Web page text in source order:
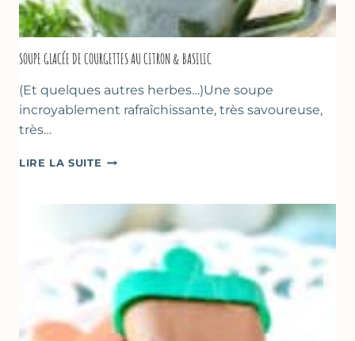
SOUPE GLACÉE DE COURGETTES AU CITRON & BASILIC
(Et quelques autres herbes…)Une soupe
incroyablement rafraîchissante, très savoureuse,
très…
LIRE LA SUITE SOUPE
COURGETTES
CITRON
BASILIC